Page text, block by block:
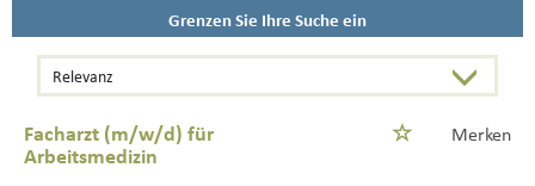
Grenzen Sie Ihre Suche ein
Facharzt (m/w/d) für
Arbeitsmedizin
Merken